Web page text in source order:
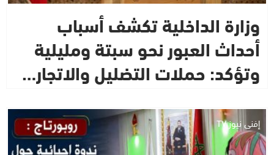
وزارة الداخلية تكشف أسباب
أحداث العبور نحو سبتة ومليلية
وتؤكد: حملات التضليل والاتجار…
إفني نيوز TV